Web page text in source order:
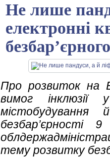
Не лише
електронні
Про розвиток на
вимог інклюзії
тему розвитку